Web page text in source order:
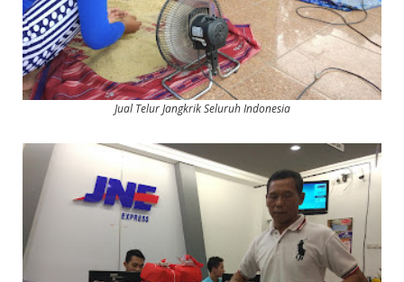
Jual Telur Jangkrik Seluruh Indonesia